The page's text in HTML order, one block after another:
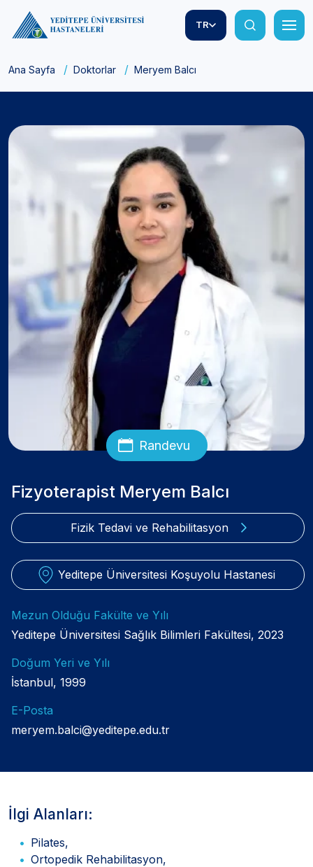
TR
Ana Sayfa Doktorlar Meryem Balcı
Randevu
Fizyoterapist Meryem Balcı
Fizik Tedavi ve Rehabilitasyon
Yeditepe Üniversitesi Koşuyolu Hastanesi
Mezun Olduğu Fakülte ve Yılı
Yeditepe Üniversitesi Sağlık Bilimleri Fakültesi, 2023
Doğum Yeri ve Yılı
İstanbul, 1999
E-Posta
meryem.balci@yeditepe.edu.tr
İlgi Alanları:
Pilates,
Ortopedik Rehabilitasyon,